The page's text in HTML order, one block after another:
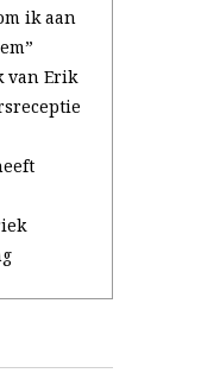
ik aan
van Erik